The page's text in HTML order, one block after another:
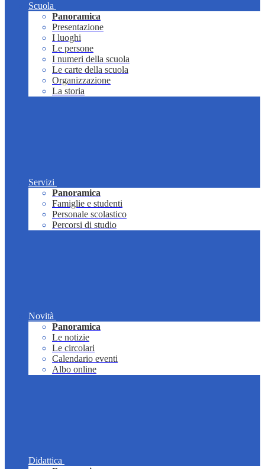
Scuola
Panoramica
Presentazione
I luoghi
Le persone
I numeri della scuola
Le carte della scuola
Organizzazione
La storia
Servizi
Panoramica
Famiglie e studenti
Personale scolastico
Percorsi di studio
Novità
Panoramica
Le notizie
Le circolari
Calendario eventi
Albo online
Didattica